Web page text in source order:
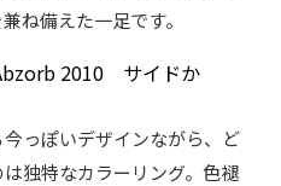
ね備えた一足です。
っぽいデザインながら、ど
独特なカラーリング。色褪